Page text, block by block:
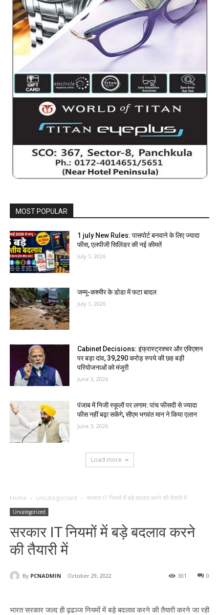
MOST POPULAR
1 july New Rules: पासपोर्ट बनवाने के लिए ज्यादा
फीस, एलपीजी सिलिंडर की नई कीमतें
July 1, 2026
जम्मू-कश्मीर के डोडा में फटा बादल
July 1, 2026
Cabinet Decisions: इंफ्रास्ट्रक्चर और एविएशन
पर बड़ा दांव, 39,290 करोड़ रुपये की छह बड़ी
परियोजनाओं को मंजूरी
June 3, 2026
पंजाब में निजी स्कूलों पर लगाम: पांच फीसदी से ज्यादा
फीस नहीं बढ़ा सकेंगे, सीएम भगवंत मान ने किया एलान
June 3, 2026
Load more